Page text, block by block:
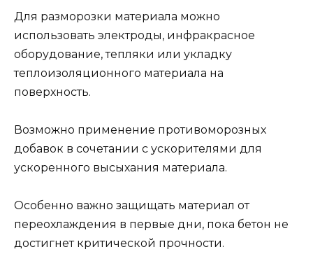
Для разморозки материала можно
использовать электроды, инфракрасное
оборудование, тепляки или укладку
теплоизоляционного материала на
поверхность.
Возможно применение противоморозных
добавок в сочетании с ускорителями для
ускоренного высыхания материала.
Особенно важно защищать материал от
переохлаждения в первые дни, пока бетон не
достигнет критической прочности.